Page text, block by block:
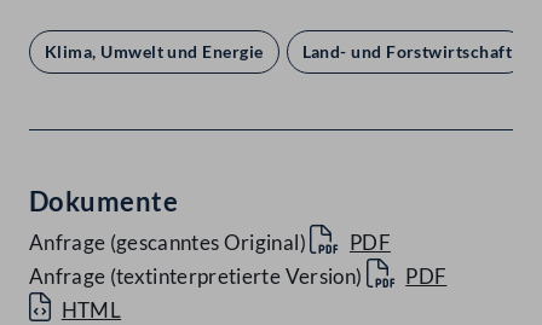
Klima, Umwelt und Energie Land- und Forstwirtschaft
Dokumente
Anfrage (gescanntes Original)
PDF
Anfrage (textinterpretierte Version)
PDF
HTML